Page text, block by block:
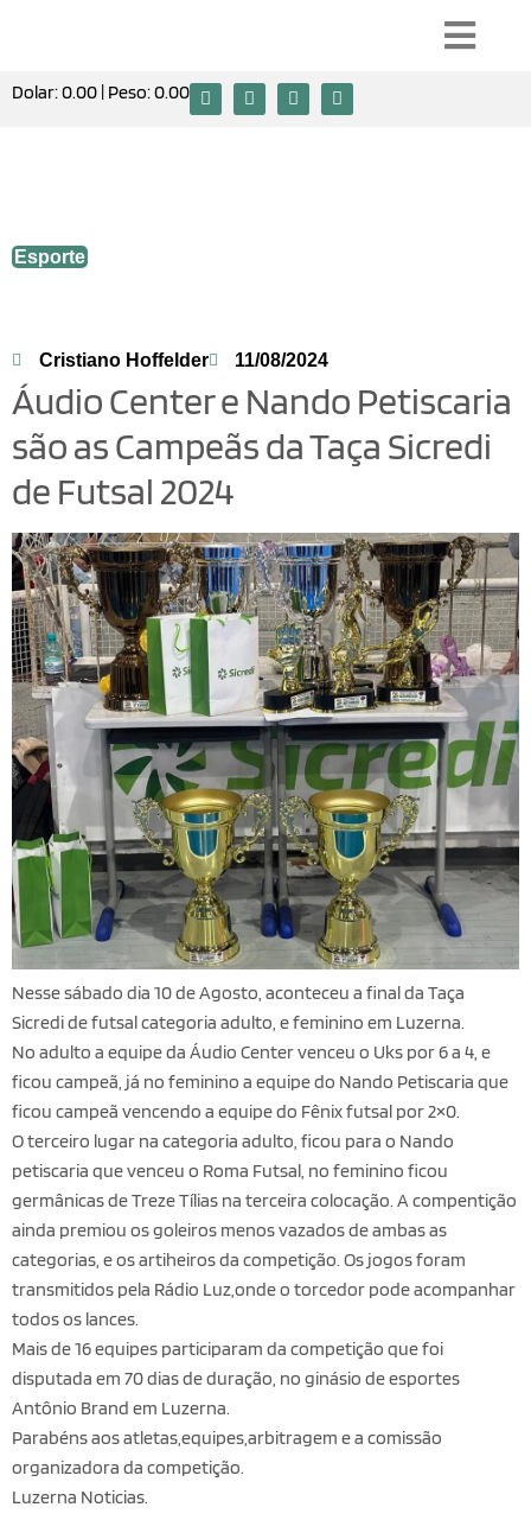
Dolar:0.00 | Peso:0.00
Esporte
Cristiano Hoffelder 11/08/2024
Áudio Center e Nando Petiscaria
são as Campeãs da Taça Sicredi
de Futsal 2024
Nesse sábado dia 10 de Agosto, aconteceu a final da Taça
Sicredi de futsal categoria adulto, e feminino em Luzerna.
No adulto a equipe da Áudio Center venceu o Uks por 6 a 4, e
ficou campeã, já no feminino a equipe do Nando Petiscaria que
ficou campeã vencendo a equipe do Fênix futsal por 2×0.
O terceiro lugar na categoria adulto, ficou para o Nando
petiscaria que venceu o Roma Futsal, no feminino ficou
germânicas de Treze Tílias na terceira colocação. A compentição
ainda premiou os goleiros menos vazados de ambas as
categorias, e os artiheiros da competição. Os jogos foram
transmitidos pela Rádio Luz,onde o torcedor pode acompanhar
todos os lances.
Mais de 16 equipes participaram da competição que foi
disputada em 70 dias de duração, no ginásio de esportes
Antônio Brand em Luzerna.
Parabéns aos atletas,equipes,arbitragem e a comissão
organizadora da competição.
Luzerna Noticias.